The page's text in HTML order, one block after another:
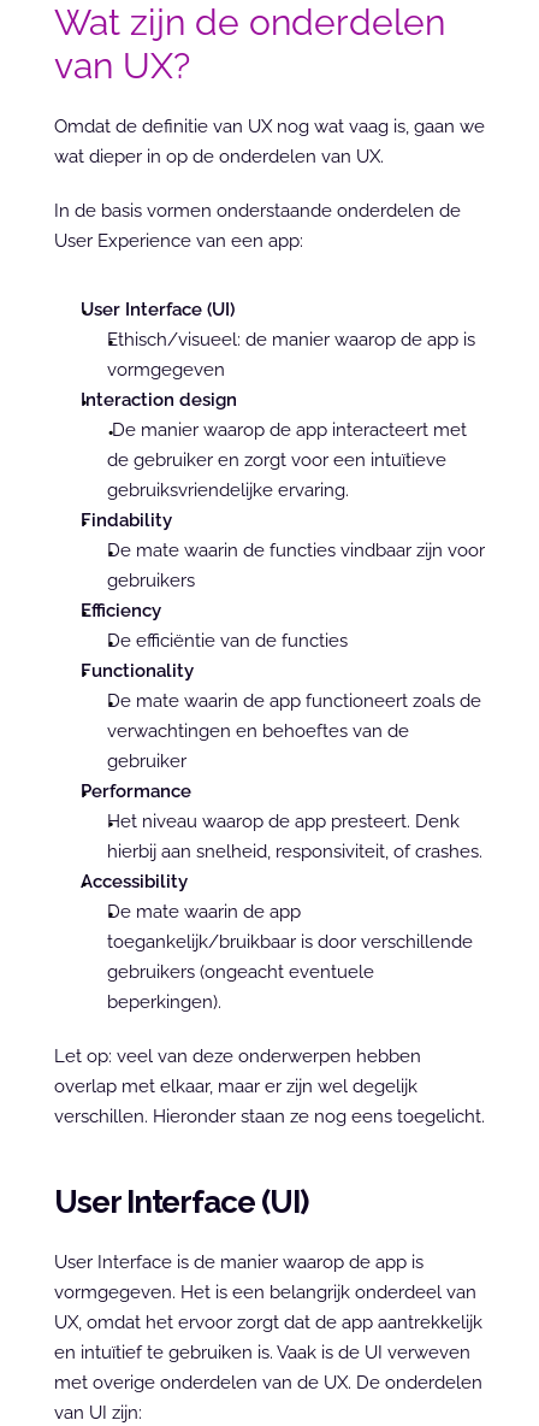
Wat zijn de onderdelen
van UX?
Omdat de definitie van UX nog wat vaag is, gaan we
wat dieper in op de onderdelen van UX.
In de basis vormen onderstaande onderdelen de
User Experience van een app:
User Interface (UI)
Ethisch/visueel: de manier waarop de app is
vormgegeven
Interaction design
De manier waarop de app interacteert met
de gebruiker en zorgt voor een intuïtieve
gebruiksvriendelijke ervaring.
Findability
De mate waarin de functies vindbaar zijn voor
gebruikers
Efficiency
De efficiëntie van de functies
Functionality
De mate waarin de app functioneert zoals de
verwachtingen en behoeftes van de
gebruiker
Performance
Het niveau waarop de app presteert. Denk
hierbij aan snelheid, responsiviteit, of crashes.
Accessibility
De mate waarin de app
toegankelijk/bruikbaar is door verschillende
gebruikers (ongeacht eventuele
beperkingen).
Let op: veel van deze onderwerpen hebben
overlap met elkaar, maar er zijn wel degelijk
verschillen. Hieronder staan ze nog eens toegelicht.
User Interface (UI)
User Interface is de manier waarop de app is
vormgegeven. Het is een belangrijk onderdeel van
UX, omdat het ervoor zorgt dat de app aantrekkelijk
en intuïtief te gebruiken is. Vaak is de UI verweven
met overige onderdelen van de UX. De onderdelen
van UI zijn: